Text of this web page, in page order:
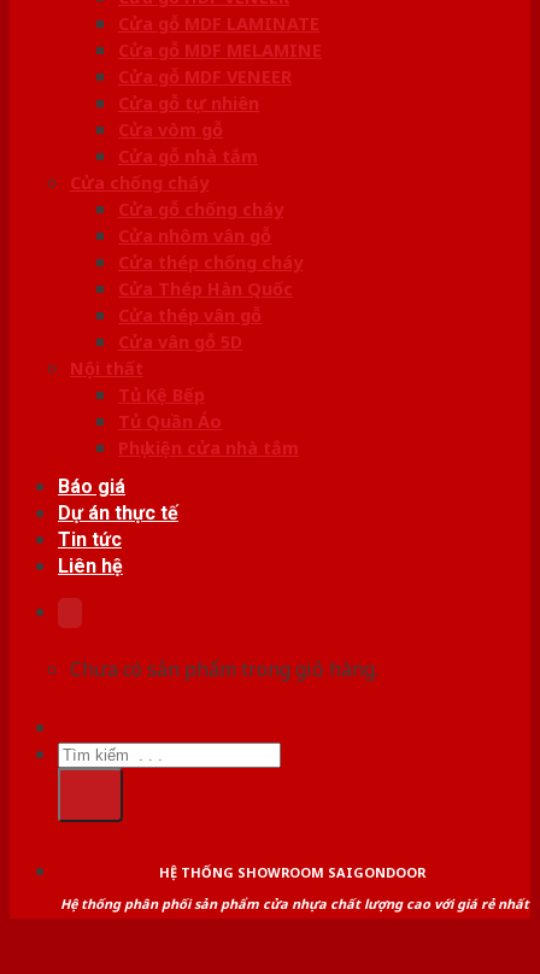
Cửa gỗ MDF LAMINATE
Cửa gỗ MDF MELAMINE
Cửa gỗ MDF VENEER
Cửa gỗ tự nhiên
Cửa vòm gỗ
Cửa gỗ nhà tắm
Cửa chống cháy
Cửa gỗ chống cháy
Cửa nhôm vân gỗ
Cửa thép chống cháy
Cửa Thép Hàn Quốc
Cửa thép vân gỗ
Cửa vân gỗ 5D
Nội thất
Tủ Kệ Bếp
Tủ Quần Áo
Phụ kiện cửa nhà tắm
Báo giá
Dự án thực tế
Tin tức
Liên hệ
Chưa có sản phẩm trong giỏ hàng.
Tìm
kiếm:
HỆ THỐNG SHOWROOM SAIGONDOOR
Hệ thống phân phối sản phẩm cửa nhựa chất lượng cao với giá rẻ nhất